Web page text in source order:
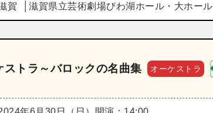
賀 滋賀県立芸術劇場びわ湖ホール・大ホール
ストラ～バロックの名曲集 オーケストラ